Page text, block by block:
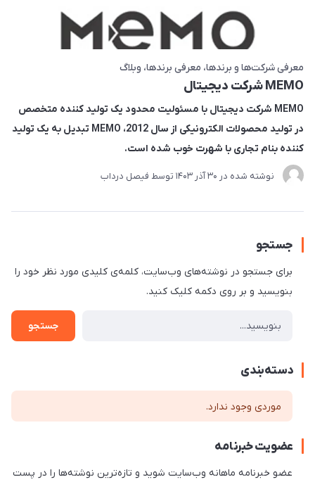
معرفی شرکت‌ها و برندها معرفی برندها وبلاگ
MEMO شرکت دیجیتال
MEMO شرکت دیجیتال با مسئولیت محدود یک تولید کننده متخصص
در تولید محصولات الکترونیکی از سال 2012، MEMO تبدیل به یک تولید
کننده بنام تجاری با شهرت خوب شده است.
نوشته شده در 30 آذر 1403 توسط فیصل درداب
جستجو
برای جستجو در نوشته‌های وب‌سایت، کلمه‌ی کلیدی مورد نظر خود را
بنویسید و بر روی دکمه کلیک کنید.
جستجو
دسته‌بندی
موردی وجود ندارد.
عضویت خبرنامه
عضو خبرنامه ماهانه وب‌سایت شوید و تازه‌ترین نوشته‌ها را در پست